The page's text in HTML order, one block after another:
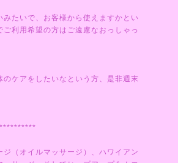
たいで、お客様から使えますかとい
利用希望の方はご遠慮なおっしゃっ
ケアをしたいなという方、是非週末
（オイルマッサージ）、ハワイアン